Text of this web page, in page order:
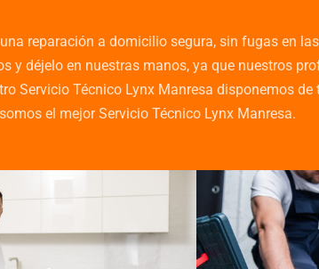
reparación a domicilio segura, sin fugas en
y déjelo en nuestras manos, ya que nuestros
Servicio Técnico Lynx Manresa disponemos
el mejor Servicio Técnico Lynx Manresa.